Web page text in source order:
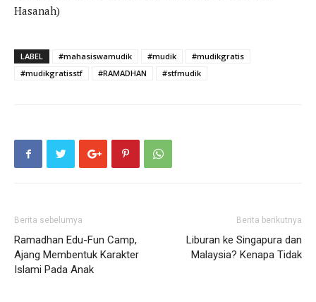
Hasanah)
LABEL #mahasiswamudik #mudik
#mudikgratis
#mudikgratisstf
#RAMADHAN #stfmudik
Berita sebelumya
Ramadhan Edu-Fun Camp,
Ajang Membentuk Karakter
Islami Pada Anak
Berita berikutnya
Liburan ke Singapura dan
Malaysia? Kenapa Tidak